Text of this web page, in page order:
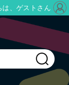
は、ゲストさん